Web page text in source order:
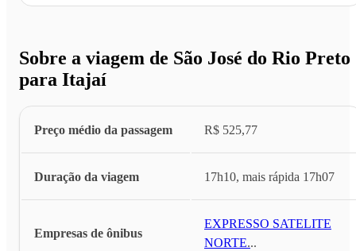
Sobre a viagem de São José do Rio Preto
para Itajaí
Preço médio da passagem R$ 525,77
Duração da viagem 17h10, mais rápida 17h07
Empresas de ônibus
EXPRESSO SATELITE
NORTE...